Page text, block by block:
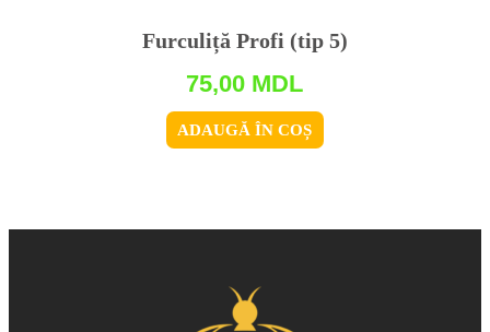
Furculiță Profi (tip 5)
75,00 MDL
ADAUGĂ ÎN COȘ